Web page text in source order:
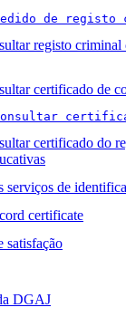
de registo
registo criminal
certificado de
certificado do
serviços de
certificate
satisfação
DGAJ